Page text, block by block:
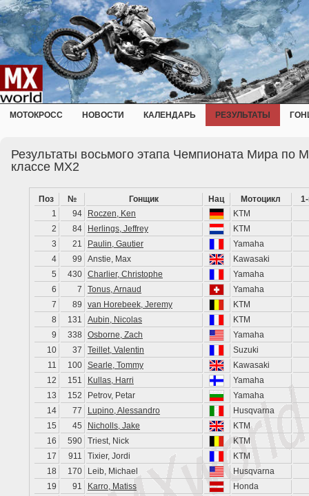
МОТОКРОСС НОВОСТИ КАЛЕНДАРЬ РЕЗУЛЬТАТЫ
Результаты восьмого этапа Чемпионата Мира по
классе MX2
Поз № Гонщик Нац Мотоцикл
1
94 Roczen, Ken
KTM
2
84 Herlings, Jeffrey
KTM
3
21 Paulin, Gautier
Yamaha
4
99 Anstie, Max
Kawasaki
5
430 Charlier, Christophe
Yamaha
6
7 Tonus, Arnaud
Yamaha
7
89 van Horebeek, Jeremy
KTM
8
131 Aubin, Nicolas
KTM
9
338 Osborne, Zach
Yamaha
10
37 Teillet, Valentin
Suzuki
11
100 Searle, Tommy
Kawasaki
12
151 Kullas, Harri
Yamaha
13
152 Petrov, Petar
Yamaha
14
77 Lupino, Alessandro
Husqvarna
15
45 Nicholls, Jake
KTM
16
590 Triest, Nick
KTM
17
911 Tixier, Jordi
KTM
18
170 Leib, Michael
Husqvarna
19
91 Karro, Matiss
Honda